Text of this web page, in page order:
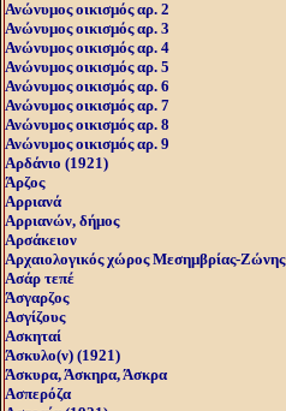
Ανώνυμος οικισμός αρ. 2
Ανώνυμος οικισμός αρ. 3
Ανώνυμος οικισμός αρ. 4
Ανώνυμος οικισμός αρ. 5
Ανώνυμος οικισμός αρ. 6
Ανώνυμος οικισμός αρ. 7
Ανώνυμος οικισμός αρ. 8
Ανώνυμος οικισμός αρ. 9
Αρδάνιο (1921)
Άρζος
Αρριανά
Αρριανών, δήμος
Αρσάκειον
Αρχαιολογικός χώρος Μεσημβρίας-Ζώνης
Ασάρ τεπέ
Άσγαρζος
Ασγίζους
Ασκηταί
Άσκυλο(ν) (1921)
Άσκυρα, Άσκηρα, Άσκρα
Ασπερόζα